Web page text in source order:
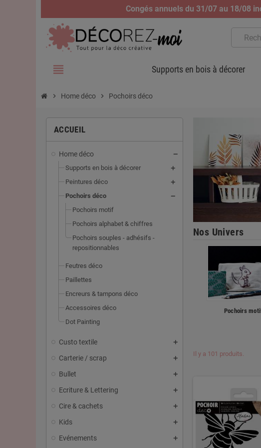
Congés annuels du 31/07 au 18/08
view_headline Supports en bois à décorer
chevron_right Home déco chevron_right Pochoirs déco
ACCUEIL
Home déco
Supports en bois à décorer
Peintures déco
Pochoirs déco
Pochoirs motif
Pochoirs alphabet & chiffres
Pochoirs souples - adhésifs -
repositionnables
Feutres déco
Paillettes
Encreurs & tampons déco
Accessoires déco
Dot Painting
Custo textile
Carterie / scrap
Bullet
Ecriture & Lettering
Cire & cachets
Kids
Evénements
Nos Univers
Pochoirs
Il y a 101 produits.